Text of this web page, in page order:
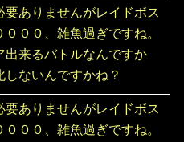
ありませんがレイドボス
００、雑魚過ぎですね。
出来るバトルなんですか
ないんですかね？
ありませんがレイドボス
００、雑魚過ぎですね。